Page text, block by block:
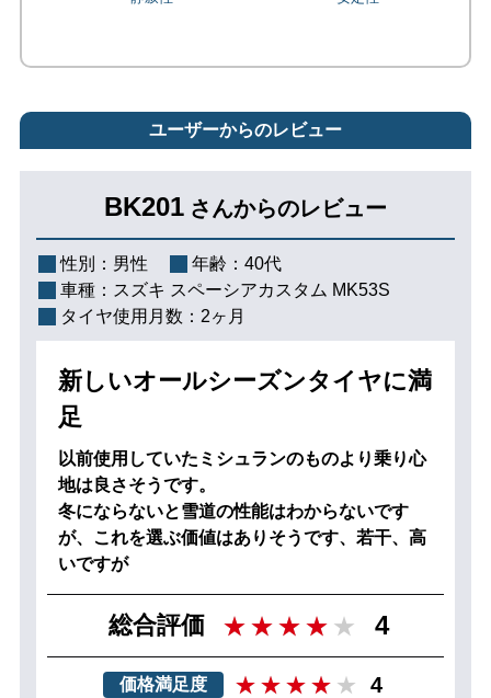
ユーザーからのレビュー
BK201 さんからのレビュー
性別： 男性 年齢： 40代
車種： スズキ スペーシアカスタム MK53S
タイヤ使用月数： 2ヶ月
新しいオールシーズンタイヤに満
足
以前使用していたミシュランのものより乗り心
地は良さそうです。
冬にならないと雪道の性能はわからないです
が、これを選ぶ価値はありそうです、若干、高
いですが
総合評価 4
価格満足度 4